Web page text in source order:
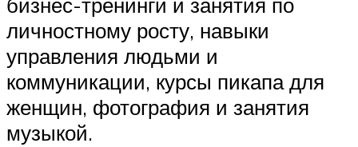
личностному росту, навыки
управления людьми и
коммуникации, курсы пикапа для
женщин, фотография и занятия
музыкой.